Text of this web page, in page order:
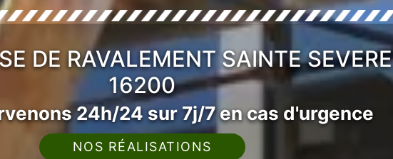
DE RAVALEMENT SAINTE SEVERE
16200
24h/24 sur 7j/7 en cas d'urgence
NOS RÉALISATIONS